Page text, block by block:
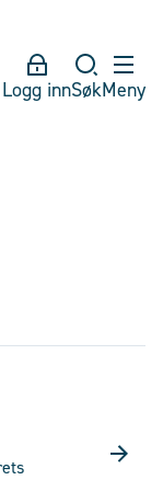
Logg innSøkMeny